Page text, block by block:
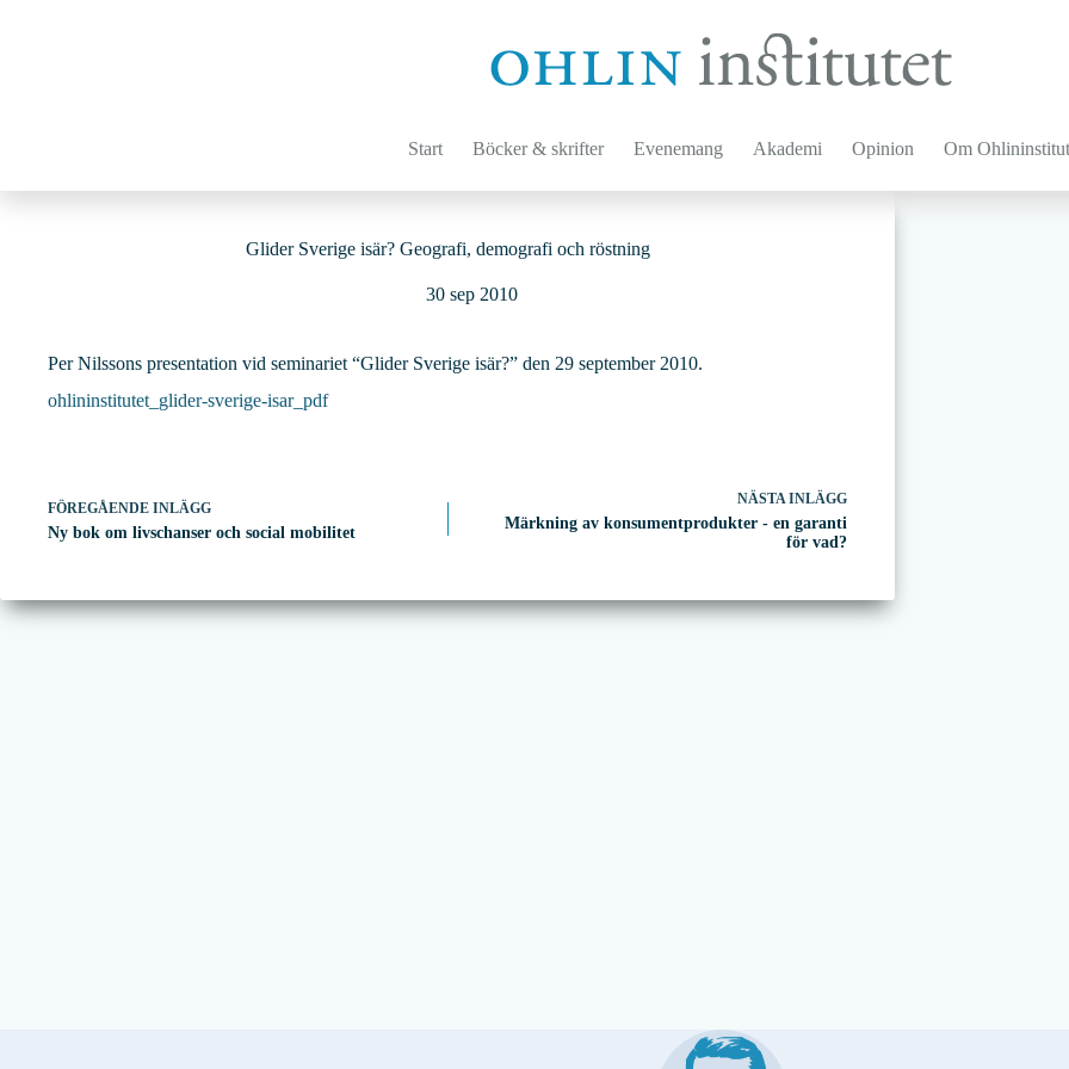
Start Böcker & skrifter Evenemang Akademi Opinion Om
Glider Sverige isär? Geografi, demografi och röstning
30 sep 2010
Per Nilssons presentation vid seminariet “Glider Sverige isär?” den 29 september 2010.
ohlininstitutet_glider-sverige-isar_pdf
FÖREGÅENDE INLÄGG
Ny bok om livschanser och social mobilitet
NÄSTA INLÄGG
Märkning av konsumentprodukter - en garanti
för vad?